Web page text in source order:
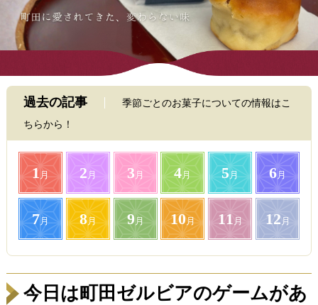
過去の記事
季節ごとのお菓子についての情報はこ
ちらから！
1月 2 月 3 月 4月 5月 6月
7月 8月 9月 10月 11 月 12 月
今日は町田ゼルビアのゲームがあ